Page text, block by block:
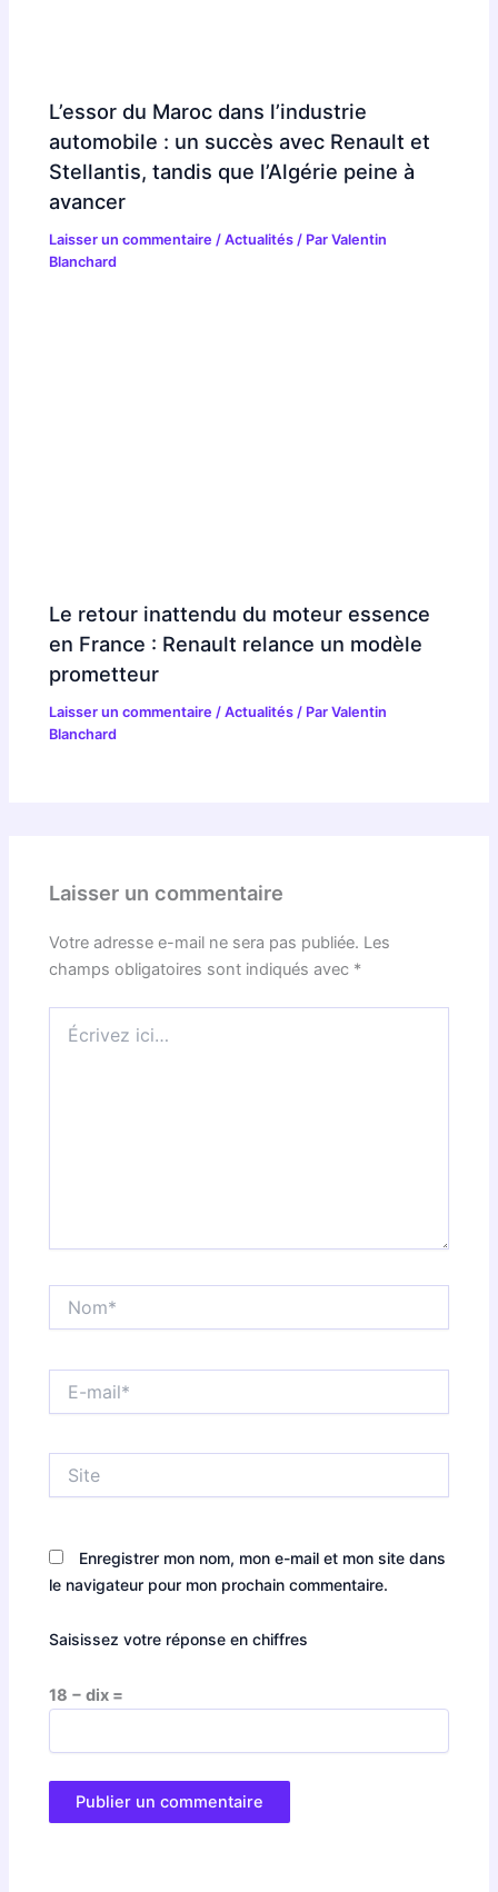
L’essor du Maroc dans l’industrie
automobile : un succès avec Renault et
Stellantis, tandis que l’Algérie peine à
avancer
Laisser un commentaire /Actualités / ParValentin
Blanchard
Le retour inattendu du moteur essence
en France : Renault relance un modèle
prometteur
Laisser un commentaire /Actualités / ParValentin
Blanchard
Laisser un commentaire
Votre adresse e-mail ne sera pas publiée. Les
champs obligatoires sont indiqués avec *
ici…
mail*
Enregistrer mon nom, mon e-mail et mon site dans
le navigateur pour mon prochain commentaire.
Saisissez votre réponse en chiffres
18 − dix =